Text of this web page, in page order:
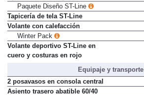
Spoiler trasero deportivo
Paquete Diseño ST-Line
Tapicería de tela ST-Line
Volante con calefacción
Winter Pack
Volante deportivo ST-Line en
Equipaje y transporte
2 posavasos en consola central